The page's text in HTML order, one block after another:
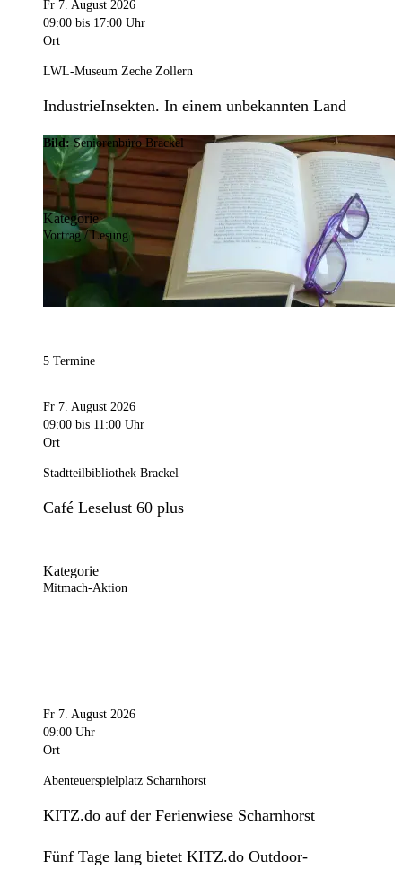
Fr 7. August 2026
09:00 bis 17:00 Uhr
Ort
LWL-Museum Zeche Zollern
IndustrieInsekten. In einem unbekannten Land
Bild: Seniorenbüro Brackel
Kategorie
Vortrag / Lesung
5 Termine
Fr 7. August 2026
09:00 bis 11:00 Uhr
Ort
Stadtteilbibliothek Brackel
Café Leselust 60 plus
Kategorie
Mitmach-Aktion
Fr 7. August 2026
09:00 Uhr
Ort
Abenteuerspielplatz Scharnhorst
KITZ.do auf der Ferienwiese Scharnhorst
Fünf Tage lang bietet KITZ.do Outdoor-